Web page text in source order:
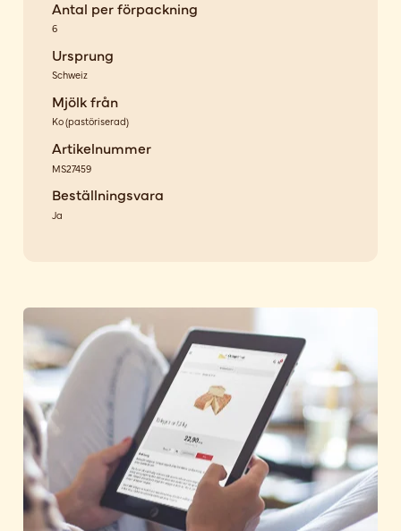
Antal per förpackning
6
Ursprung
Schweiz
Mjölk från
Ko(pastöriserad)
Artikelnummer
MS27459
Beställningsvara
Ja